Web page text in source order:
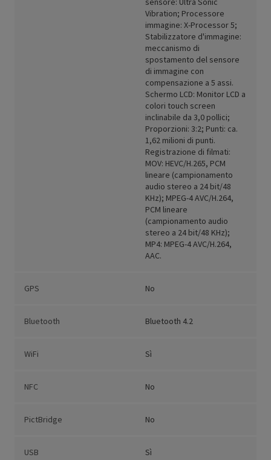
Vibration; Processore
immagine: X-Processor 5;
Stabilizzatore d'immagine:
meccanismo di
spostamento del sensore
di immagine con
compensazione a 5 assi.
Schermo LCD: Monitor LCD a
colori touch screen
inclinabile da 3,0 pollici;
Proporzioni: 3:2; Punti: ca.
1,62 milioni di punti.
Registrazione di filmati:
MOV: HEVC/H.265, PCM
lineare (campionamento
audio stereo a 24 bit/48
KHz); MPEG-4 AVC/H.264,
PCM lineare
(campionamento audio
stereo a 24 bit/48 KHz);
MP4: MPEG-4 AVC/H.264,
AAC.
GPS No
Bluetooth Bluetooth 4.2
WiFi Sì
NFC No
PictBridge No
USB Sì